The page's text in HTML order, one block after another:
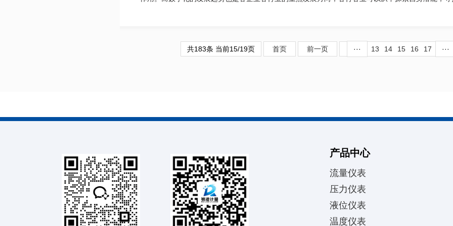
共183条 当前15/19页 首页 前一页 ··· 13 14 15 16 17 ···
产品中心
流量仪表
压力仪表
液位仪表
温度仪表